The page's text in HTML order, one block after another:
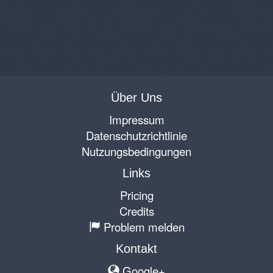
Über Uns
Impressum
Datenschutzrichtlinie
Nutzungsbedingungen
Links
Pricing
Credits
Problem melden
Kontakt